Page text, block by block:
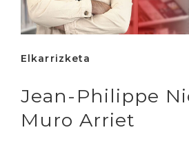
Elkarrizketa
Jean-Philippe
Muro Arriet